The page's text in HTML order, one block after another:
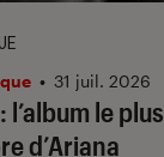
: l’album le plus
d’Ariana
• 31 juil. 2026